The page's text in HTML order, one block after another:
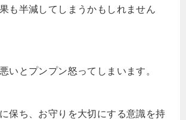
も半減してしまうかもしれません
いとプンプン怒ってしまいます。
保ち、お守りを大切にする意識を持